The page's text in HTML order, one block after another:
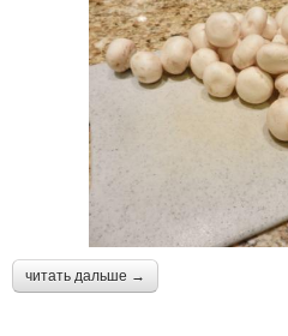
Шампиньоны в соевом
соусе
читать дальше →